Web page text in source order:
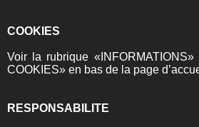
COOKIES
Voir la rubrique
COOKIES» en bas de la page
RESPONSABILITE